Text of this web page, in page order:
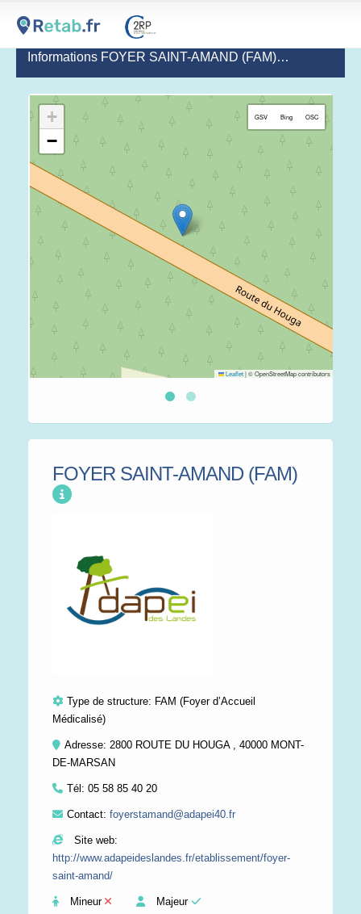
Informations FOYER SAINT-AMAND (FAM)(dernière mise
+
−
GSV Bing OSC
Leaflet|© OpenStreetMap contributors
FOYER SAINT-AMAND (FAM)
Type de structure: FAM (Foyer d’Accueil
Médicalisé)
Adresse: 2800 ROUTE DU HOUGA , 40000 MONT-
DE-MARSAN
Tél: 05 58 85 40 20
Contact: foyerstamand@adapei40.fr
Site web:
http://www.adapeideslandes.fr/etablissement/foyer-
saint-amand/
Mineur Majeur